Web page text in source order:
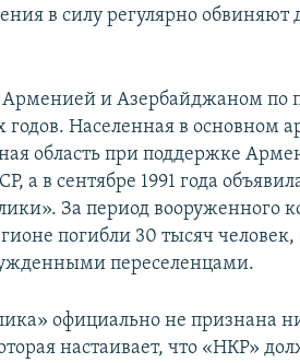
в силу регулярно обвиняют
и Азербайджаном по
годов. Населенная в основном
область при поддержке
а в сентябре 1991 года
За период вооруженного
погибли 30 тысяч человек,
переселенцами.
официально не признана
настаивает, что «НКР»